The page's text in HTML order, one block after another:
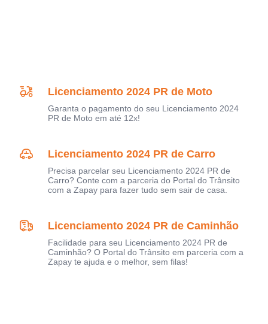
Licenciamento 2024 PR de Moto
Garanta o pagamento do seu Licenciamento 2024
PR de Moto em até 12x!
Licenciamento 2024 PR de Carro
Precisa parcelar seu Licenciamento 2024 PR de
Carro? Conte com a parceria do Portal do Trânsito
com a Zapay para fazer tudo sem sair de casa.
Licenciamento 2024 PR de Caminhão
Facilidade para seu Licenciamento 2024 PR de
Caminhão? O Portal do Trânsito em parceria com a
Zapay te ajuda e o melhor, sem filas!